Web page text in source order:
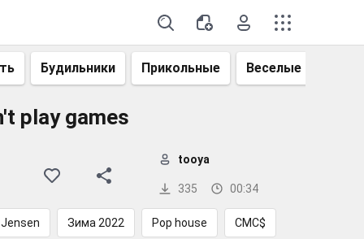
Будильники Прикольные Веселые
play games
335 00:34
tooya
Зима 2022 Pop house CMC$